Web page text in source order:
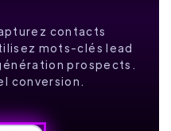
contacts
mots-clés lead
prospects.
conversion.